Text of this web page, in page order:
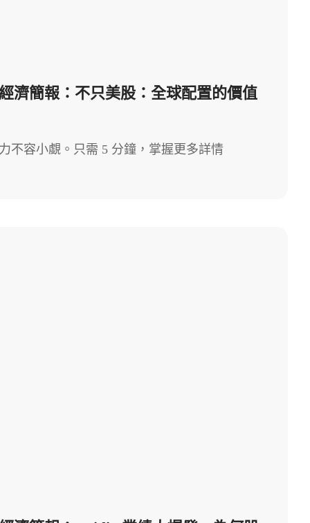
濟簡報：不只美股：全球配置的價值
不容小覷。只需 5 分鐘，掌握更多詳情